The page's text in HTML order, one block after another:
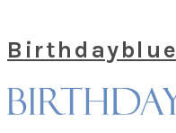
Birthdayblue